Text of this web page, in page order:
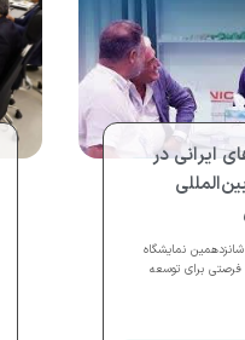
ایرانی در
نمایشگاه
فرصتی برای توسعه